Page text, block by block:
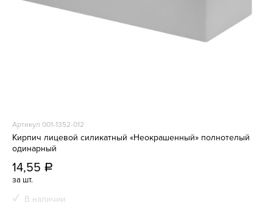
Артикул 001-1352-012
Кирпич лицевой силикатный «Неокрашенный» полнотелый
одинарный
14,55 a
за шт.
В наличии